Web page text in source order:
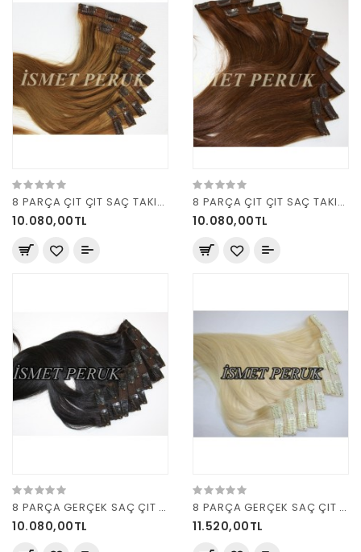
8 PARÇA ÇIT ÇIT SAÇ TAKIM KARAMEL
10.080,00TL
8 PARÇA ÇIT ÇIT SAÇ TAKIM KAHVE 160 GRAM
10.080,00TL
8 PARÇA GERÇEK SAÇ ÇIT ÇIT DOĞAL KESTANE 160 GRAM
10.080,00TL
8 PARÇA GERÇEK SAÇ ÇIT ÇIT PİLATİN 160 GRAM
11.520,00TL